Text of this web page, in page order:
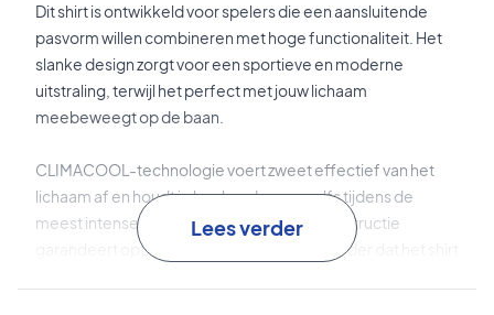
Dit shirt is ontwikkeld voor spelers die een aansluitende
pasvorm willen combineren met hoge functionaliteit. Het
slanke design zorgt voor een sportieve en moderne
uitstraling, terwijl het perfect met jouw lichaam
meebeweegt op de baan.
CLIMACOOL-technologie voert zweet effectief van het
lichaam af en houdt je koel en droog – zelfs tijdens de
meest intense wedstrijden. De Freelift-constructie
garandeert optimaal bewegingsvrijheid zonder dat het shirt
Lees verder